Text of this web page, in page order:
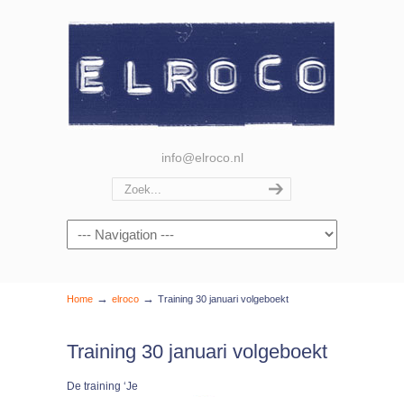
info@elroco.nl
Navigation
Home → elroco → Training 30 januari volgeboekt
Training 30 januari volgeboekt
De training ‘Je